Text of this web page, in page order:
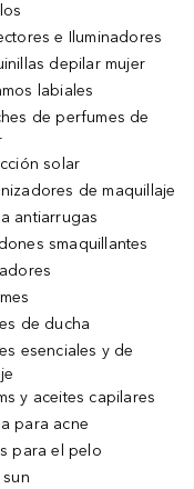
e Iluminadores
depilar mujer
labiales
de perfumes de
solar
de maquillaje
antiarrugas
smaquillantes
de ducha
esenciales y de
y aceites capilares
para acne
para el pelo